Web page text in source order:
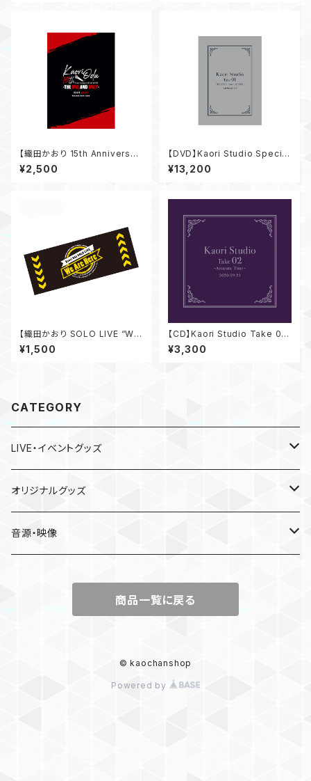
【織田かおり 15th Anniversar
y SOLO LIVE 〜THE ONE A
ND ONLY〜】 ライブパンフレッ
¥2,500
【DVD】Kaori Studio Special
Set
¥13,200
【織田かおり SOLO LIVE “We
Are Here” 】 フェイスタオル
¥1,500
【CD】Kaori Studio Take 02
～Acoustic Time～
¥3,300
CATEGORY
LIVE・イベントグッズ
LIVE
〜Place of Echoes〜 vol.2
EVENT
Birthday Event 2025
オリジナルグッズ
本人手作り
音源・映像
商品一覧に戻る
© kaochanshop
Powered by